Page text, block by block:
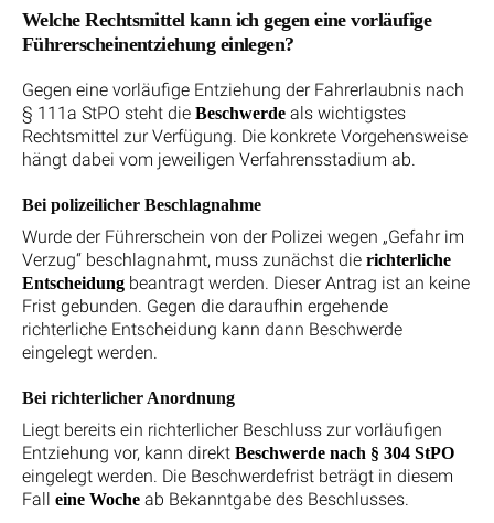
Welche Rechtsmittel kann ich gegen eine vorläufige
Führerscheinentziehung einlegen?
Gegen eine vorläufige Entziehung der Fahrerlaubnis nach
§ 111a StPO steht die Beschwerde als wichtigstes
Rechtsmittel zur Verfügung. Die konkrete Vorgehensweise
hängt dabei vom jeweiligen Verfahrensstadium ab.
Bei polizeilicher Beschlagnahme
Wurde der Führerschein von der Polizei wegen „Gefahr im
Verzug“ beschlagnahmt, muss zunächst die richterliche
Entscheidung beantragt werden. Dieser Antrag ist an keine
Frist gebunden. Gegen die daraufhin ergehende
richterliche Entscheidung kann dann Beschwerde
eingelegt werden.
Bei richterlicher Anordnung
Liegt bereits ein richterlicher Beschluss zur vorläufigen
Entziehung vor, kann direkt Beschwerde nach § 304 StPO
eingelegt werden. Die Beschwerdefrist beträgt in diesem
Fall eine Woche ab Bekanntgabe des Beschlusses.